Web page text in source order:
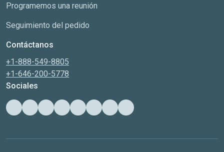
Programemos una reunión
Seguimiento del pedido
Contáctanos
+1-888-549-8805
+1-646-200-5778
Sociales